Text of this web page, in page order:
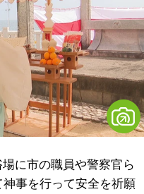
に市の職員や警察官ら
事を行って安全を祈願